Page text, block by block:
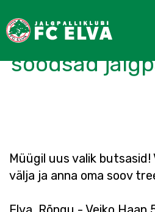
Müügile
soodsad
Müügil uus valik butsasid!
välja ja anna oma soov